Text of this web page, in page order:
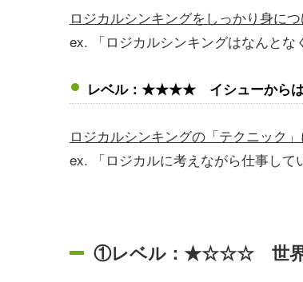
ロジカルシンキングをしっかり身につ
ex. 「ロジカルシンキングはなんとな
レベル：★★★★ イシューからは
ロジカルシンキングの「テクニック
ex. 「ロジカルに考えながら仕事して
①レベル：★☆☆☆ 世界